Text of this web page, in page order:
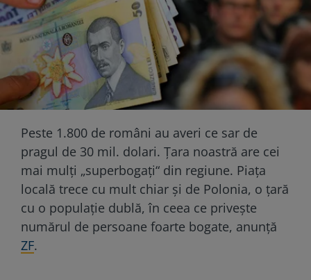
Peste 1.800 de români au averi ce sar de
pragul de 30 mil. dolari. Țara noastră are cei
mai mulţi „superbogaţi“ din regiune. Piaţa
locală trece cu mult chiar şi de Polonia, o ţară
cu o populaţie dublă, în ceea ce priveşte
numărul de persoane foarte bogate, anunță
ZF.